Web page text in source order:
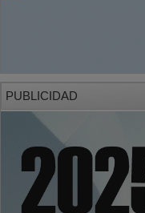
PUBLICIDAD